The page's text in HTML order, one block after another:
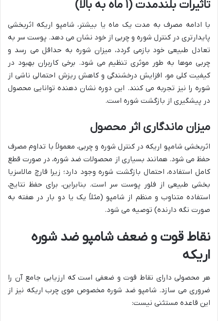
تاثیرات بلندمدت (۱ ماه به بالا)
با ادامه مصرف به مدت یک ماه یا بیشتر، شامپو اریکه اثربخشی
پایدارتری در کنترل شوره و چربی از خود نشان می دهد. پوست سر به
تعادل طبیعی خود بازمی گردد، میزان شوره به حداقل می رسد و
چربی موها به طور موثری تنظیم می شود. برخی کاربران بهبود در
کیفیت کلی مو، افزایش درخشندگی و کاهش ریزش احتمالی ناشی از
شوره را نیز تجربه می کنند. این دوره نشان دهنده توانایی محصول
در پیشگیری از بازگشت شوره است.
میزان ماندگاری اثر محصول
اثربخشی شامپو اریکه در کنترل شوره و چربی، معمولاً با تداوم مصرف
حفظ می شود. همانند بسیاری از محصولات ضد شوره، در صورت قطع
کامل استفاده، احتمال بازگشت شوره وجود دارد؛ زیرا قارچ مالاسزیا
بخشی طبیعی از فلور پوست سر است. بنابراین، برای حفظ نتایج،
استفاده متناوب و منظم از شامپو (مثلاً یک یا دو بار در هفته به
صورت نگه دارنده) توصیه می شود.
نقاط قوت و ضعف شامپو ضد شوره
اریکه
هر محصولی دارای نقاط قوت و ضعفی است که ارزیابی جامع آن را
ضروری می سازد. شامپو ضد شوره مخصوص موی چرب اریکه نیز از
این قاعده مستثنی نیست: